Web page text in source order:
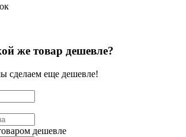
же товар дешевле?
сделаем еще дешевле!
дешевле